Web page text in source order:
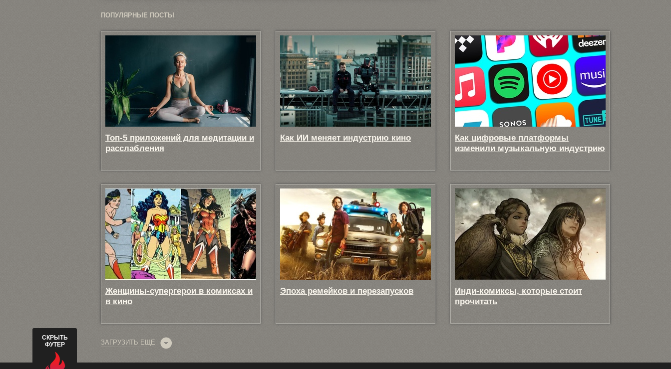
ПОПУЛЯРНЫЕ ПОСТЫ
Топ-5 приложений для медитации и
расслабления
Как ИИ меняет индустрию кино
Как цифровые платформы
изменили музыкальную индустрию
Женщины-супергерои в комиксах и
в кино
Эпоха ремейков и перезапусков
Инди-комиксы, которые стоит
прочитать
ЗАГРУЗИТЬ ЕЩЕ
СКРЫТЬ
ФУТЕР